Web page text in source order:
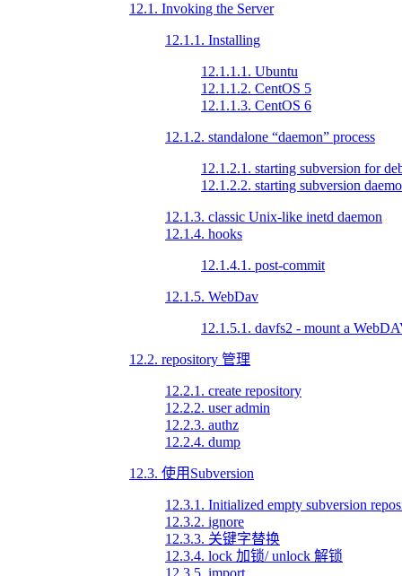
12.1. Invoking the Server
12.1.1. Installing
12.1.1.1. Ubuntu
12.1.1.2. CentOS 5
12.1.1.3. CentOS 6
12.1.2. standalone “daemon” process
12.1.2.1. starting subversion for
12.1.2.2. starting subversion
12.1.3. classic Unix-like inetd daemon
12.1.4. hooks
12.1.4.1. post-commit
12.1.5. WebDav
12.1.5.1. davfs2 - mount a
12.2. repository 管理
12.2.1. create repository
12.2.2. user admin
12.2.3. authz
12.2.4. dump
12.3. 使用Subversion
12.3.1. Initialized empty subversion
12.3.2. ignore
12.3.3. 关键字替换
12.3.4. lock 加锁/ unlock 解锁